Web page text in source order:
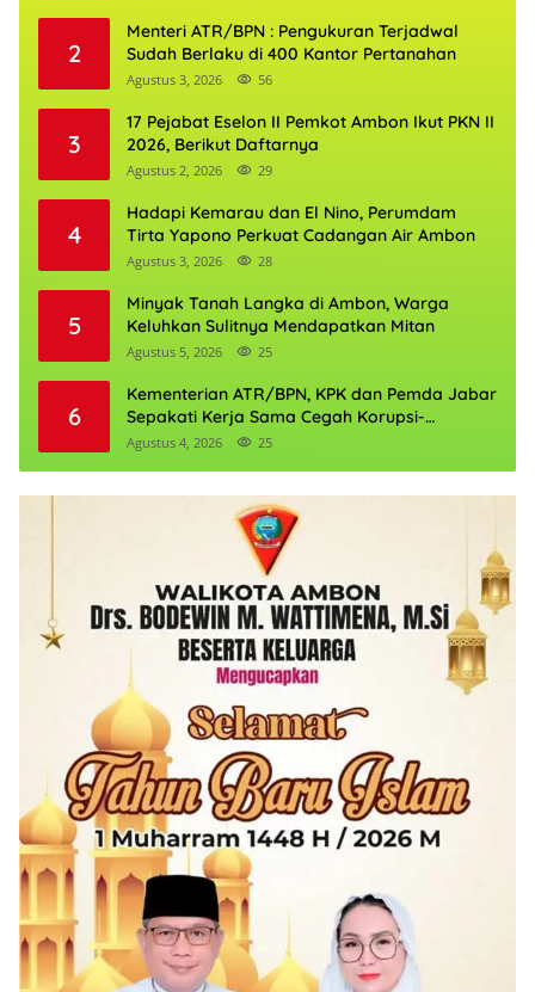
2
Menteri ATR/BPN : Pengukuran Terjadwal
Sudah Berlaku di 400 Kantor Pertanahan
Agustus 3, 2026 56
3
17 Pejabat Eselon II Pemkot Ambon Ikut PKN II
2026, Berikut Daftarnya
Agustus 2, 2026 29
4
Hadapi Kemarau dan El Nino, Perumdam
Tirta Yapono Perkuat Cadangan Air Ambon
Agustus 3, 2026 28
5
Minyak Tanah Langka di Ambon, Warga
Keluhkan Sulitnya Mendapatkan Mitan
Agustus 5, 2026 25
6
Kementerian ATR/BPN, KPK dan Pemda Jabar
Sepakati Kerja Sama Cegah Korupsi-
Penguatan Ekonomi
Agustus 4, 2026 25